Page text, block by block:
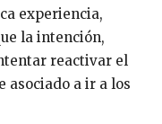
experiencia,
la intención,
reactivar el
asociado a ir a los